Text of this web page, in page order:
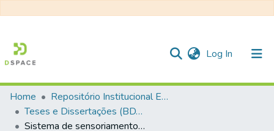
Log In (current)
Communities & Collections
Home
Repositório Institucional EESC
Teses e Dissertações (BDTD USP)
Sistema de sensoriamento de orientação para um veículo aquático de superfície utilizando sensores de baixo custo